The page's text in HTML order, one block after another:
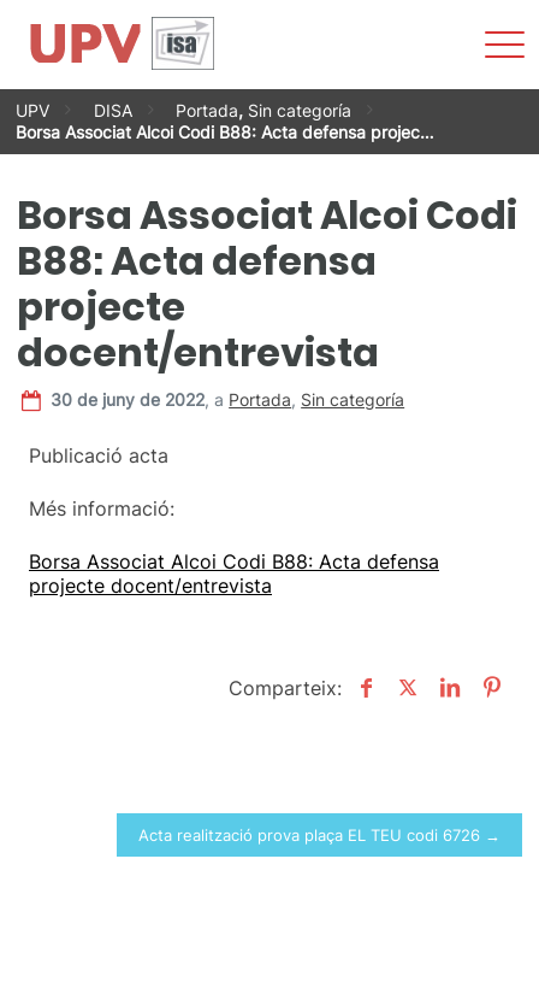
Vés
contingut
UPV DISA Portada, Sin categoría
Borsa Associat Alcoi Codi B88: Acta defensa projec…
Borsa Associat Alcoi Codi
B88: Acta defensa
projecte
docent/entrevista
30 de juny de 2022,a Portada, Sin categoría
Publicació acta
Més informació:
Borsa Associat Alcoi Codi B88: Acta defensa
projecte docent/entrevista
Comparteix:
Navegació
d'entrades
Acta realització prova plaça EL TEU codi 6726 →